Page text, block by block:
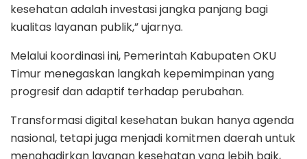
kesehatan adalah investasi jangka panjang bagi
kualitas layanan publik,” ujarnya.
Melalui koordinasi ini, Pemerintah Kabupaten OKU
Timur menegaskan langkah kepemimpinan yang
progresif dan adaptif terhadap perubahan.
Transformasi digital kesehatan bukan hanya agenda
nasional, tetapi juga menjadi komitmen daerah untuk